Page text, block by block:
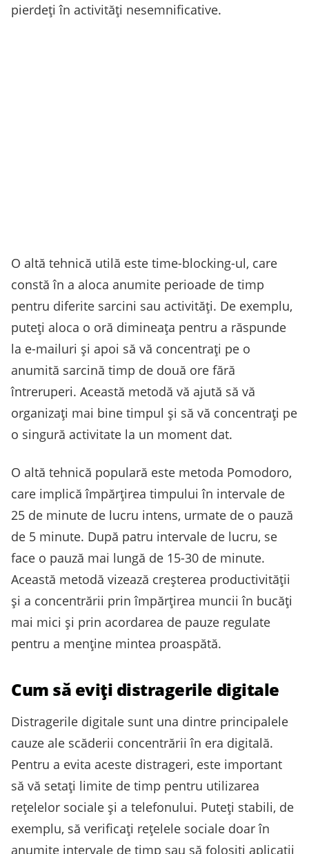
pierdeți în activități nesemnificative.
O altă tehnică utilă este time-blocking-ul, care
constă în a aloca anumite perioade de timp
pentru diferite sarcini sau activități. De exemplu,
puteți aloca o oră dimineața pentru a răspunde
la e-mailuri și apoi să vă concentrați pe o
anumită sarcină timp de două ore fără
întreruperi. Această metodă vă ajută să vă
organizați mai bine timpul și să vă concentrați pe
o singură activitate la un moment dat.
O altă tehnică populară este metoda Pomodoro,
care implică împărțirea timpului în intervale de
25 de minute de lucru intens, urmate de o pauză
de 5 minute. După patru intervale de lucru, se
face o pauză mai lungă de 15-30 de minute.
Această metodă vizează creșterea productivității
și a concentrării prin împărțirea muncii în bucăți
mai mici și prin acordarea de pauze regulate
pentru a menține mintea proaspătă.
Cum să eviți distragerile digitale
Distragerile digitale sunt una dintre principalele
cauze ale scăderii concentrării în era digitală.
Pentru a evita aceste distrageri, este important
să vă setați limite de timp pentru utilizarea
rețelelor sociale și a telefonului. Puteți stabili, de
exemplu, să verificați rețelele sociale doar în
anumite intervale de timp sau să folosiți aplicații